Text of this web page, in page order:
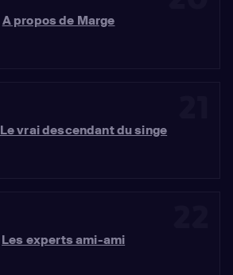
A propos de Marge
Le vrai descendant du singe
Les experts ami-ami